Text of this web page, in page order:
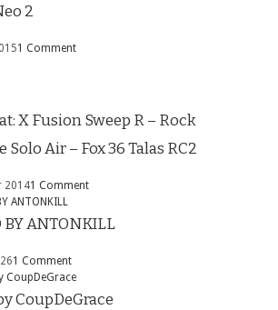
2
1 Comment
X Fusion Sweep R – Rock
Solo Air – Fox 36 Talas RC2
20141 Comment
BY ANTONKILL
1 Comment
CoupDeGrace